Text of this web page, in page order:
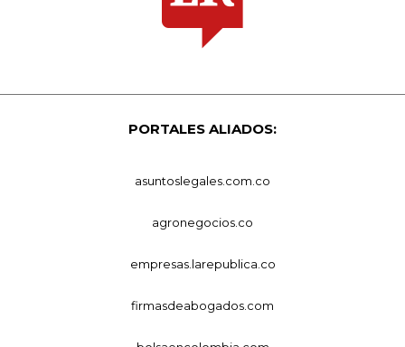
PORTALES ALIADOS:
asuntoslegales.com.co
agronegocios.co
empresas.larepublica.co
firmasdeabogados.com